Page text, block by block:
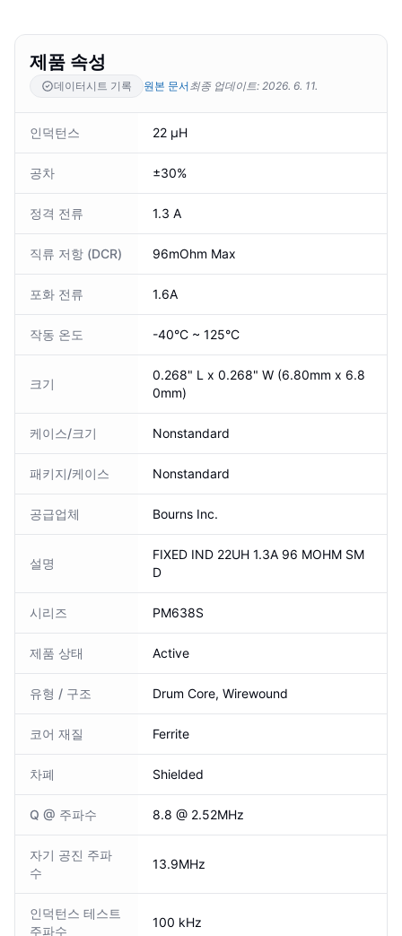
제품 속성
데이터시트 기록 원본 문서최종 업데이트: 2026. 6. 11.
인덕턴스 22 µH
공차 ±30%
정격 전류 1.3 A
직류 저항 (DCR) 96mOhm Max
포화 전류 1.6A
작동 온도 -40°C ~ 125°C
크기
0.268" L x 0.268" W (6.80mm x 6.8
0mm)
케이스/크기 Nonstandard
패키지/케이스 Nonstandard
공급업체 Bourns Inc.
설명
FIXED IND 22UH 1.3A 96 MOHM SM
D
시리즈 PM638S
제품 상태 Active
유형 / 구조 Drum Core, Wirewound
코어 재질 Ferrite
차폐 Shielded
Q @ 주파수 8.8 @ 2.52MHz
자기 공진 주파
수
13.9MHz
인덕턴스 테스트
주파수
100 kHz